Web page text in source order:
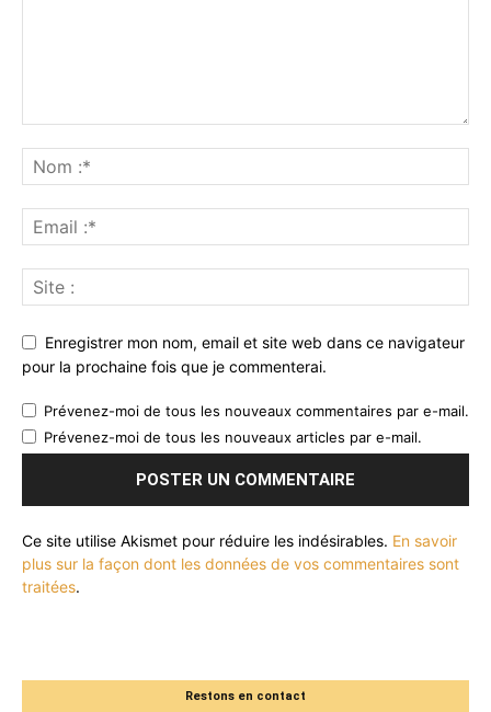
Enregistrer mon nom, email et site web dans ce navigateur
pour la prochaine fois que je commenterai.
Prévenez-moi de tous les nouveaux commentaires par e-mail.
Prévenez-moi de tous les nouveaux articles par e-mail.
Ce site utilise Akismet pour réduire les indésirables. En savoir
plus sur la façon dont les données de vos commentaires sont
traitées.
Restons en contact